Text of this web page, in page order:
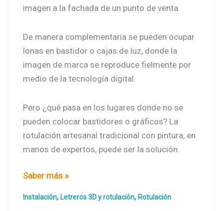
imagen a la fachada de un punto de venta.
De manera complementaria se pueden ocupar
lonas en bastidor o cajas de luz, donde la
imagen de marca se reproduce fielmente por
medio de la tecnología digital.
Pero ¿qué pasa en los lugares donde no se
pueden colocar bastidores o gráficos? La
rotulación artesanal tradicional con pintura, en
manos de expertos, puede ser la solución.
Rotulación
Saber más »
Instalación, Letreros 3D y rotulación, Rotulación